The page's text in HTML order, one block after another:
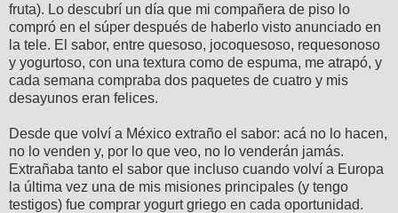
fruta). Lo descubrí un día que mi compañera de piso lo
compró en el súper después de haberlo visto anunciado en
la tele. El sabor, entre quesoso, jocoquesoso, requesonoso
y yogurtoso, con una textura como de espuma, me atrapó, y
cada semana compraba dos paquetes de cuatro y mis
desayunos eran felices.
Desde que volví a México extraño el sabor: acá no lo hacen,
no lo venden y, por lo que veo, no lo venderán jamás.
Extrañaba tanto el sabor que incluso cuando volví a Europa
la última vez una de mis misiones principales (y tengo
testigos) fue comprar yogurt griego en cada oportunidad.